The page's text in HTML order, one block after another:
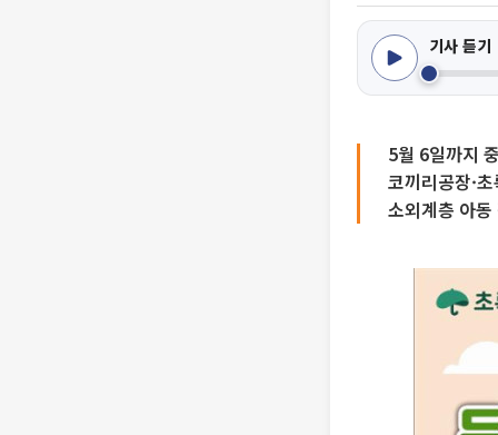
기사 듣기
5월 6일까지
코끼리공장·
소외계층 아